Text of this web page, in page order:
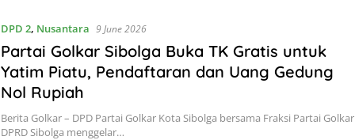
DPD 2, Nusantara 9 June 2026
Partai Golkar Sibolga Buka TK Gratis untuk
Yatim Piatu, Pendaftaran dan Uang Gedung
Nol Rupiah
Berita Golkar – DPD Partai Golkar Kota Sibolga bersama Fraksi Partai Golkar
DPRD Sibolga menggelar…